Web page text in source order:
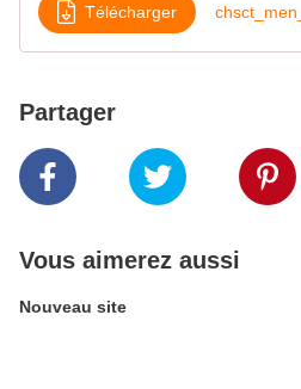
Télécharger
Partager
Vous aimerez aussi
Nouveau site